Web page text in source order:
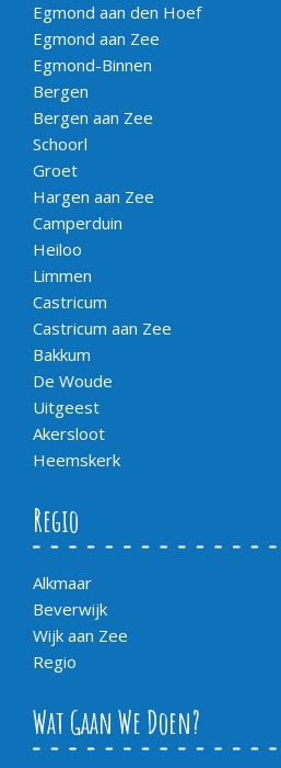
Egmond aan den Hoef
Egmond aan Zee
Egmond-Binnen
Bergen
Bergen aan Zee
Schoorl
Groet
Hargen aan Zee
Camperduin
Heiloo
Limmen
Castricum
Castricum aan Zee
Bakkum
De Woude
Uitgeest
Akersloot
Heemskerk
Regio
Alkmaar
Beverwijk
Wijk aan Zee
Regio
Wat Gaan We Doen?